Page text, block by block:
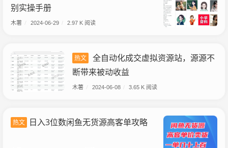
别实操手册
木薯 2024-06-29 2.97 K 阅读
热文
全自动化成交虚拟资源站，源源不
断带来被动收益
木薯 2024-06-08 3.65 K 阅读
热文 日入3位数闲鱼无货源高客单攻略